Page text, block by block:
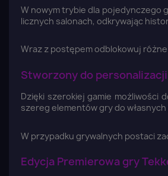
W nowym trybie dla pojedynczego
licznych salonach, odkrywając
Wraz z postępem odblokowuj
Stworzony do personalizacji
Dzięki szerokiej gamie możliwości
szereg elementów gry do
W przypadku grywalnych postaci
Edycja Premierowa gry